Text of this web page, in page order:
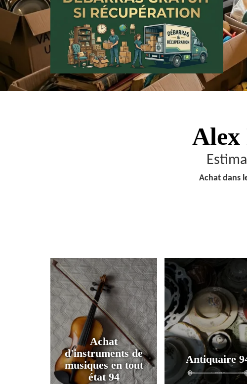
Alex
Achat dans
Achat
d'instruments de
musiques en tout
état 94
Antiquaire